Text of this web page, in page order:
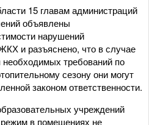
15 главам администраций
объявлены
нарушений
и разъяснено, что в случае
требований по
сезону они могут
законом ответственности.
учреждений
в помещениях не